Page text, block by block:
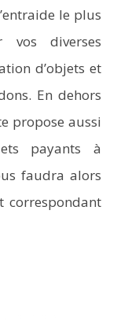
le plus
diverses
d’objets et
En dehors
propose aussi
payants à
faudra alors
correspondant